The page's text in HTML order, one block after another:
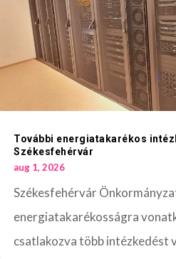
További energiatakarékos
Székesfehérvár
aug 1, 2026
Székesfehérvár
energiatakarékosságra
csatlakozva több intézkedést